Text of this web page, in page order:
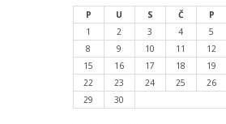
P U S Č P
1
2 3 4 5
8
9 10 11 12
15
16 17 18 19
22
23 24 25 26
29
30